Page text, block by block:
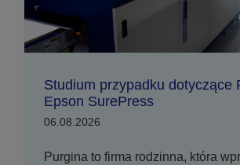
Studium przypadku dotyczące
Epson SurePress
06.08.2026
Purgina to firma rodzinna, która